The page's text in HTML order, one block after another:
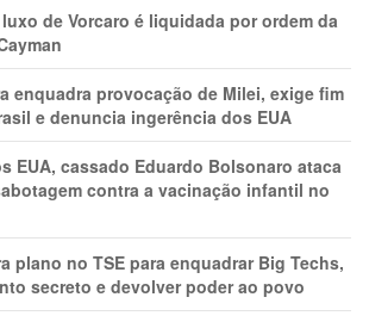
de Vorcaro é liquidada por ordem da
enquadra provocação de Milei, exige fim
e denuncia ingerência dos EUA
EUA, cassado Eduardo Bolsonaro ataca
contra a vacinação infantil no
plano no TSE para enquadrar Big Techs,
secreto e devolver poder ao povo